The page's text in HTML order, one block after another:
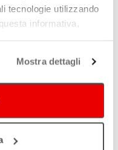
tecnologie utilizzando
informativa,
Mostra dettagli
di Codisotto(RE) –